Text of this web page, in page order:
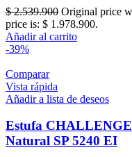
$2.539.900 Original price
price is: $ 1.978.900.
Añadir al carrito
-39%
Comparar
Vista rápida
Añadir a lista de deseos
Estufa
Natural SP 5240 EI